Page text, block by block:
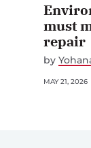
must
repair
by
MAY 21, 2026